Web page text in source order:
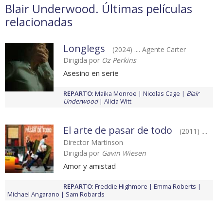
Blair Underwood. Últimas películas
relacionadas
Longlegs
(2024) .... Agente Carter
Dirigida por Oz Perkins
Asesino en serie
REPARTO: Maika Monroe Nicolas Cage
Blair
Underwood
Alicia Witt
El arte de pasar de todo
(2011) ....
Director Martinson
Dirigida por Gavin Wiesen
Amor y amistad
REPARTO: Freddie Highmore
Emma Roberts
Michael Angarano
Sam Robards